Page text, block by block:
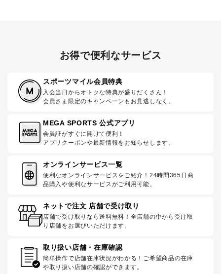
お得で便利なサービス
スポーツマイル会員特典
入会当日からオトクな特典が盛りだくさん！
会員さま限定のキャンペーンもお見逃しなく。
MEGA SPORTS 公式アプリ
会員証がすぐに開けて便利！
アプリクーポンや最新情報をお知らせします。
オンラインサービス一覧
便利なオンラインサービスをご紹介！24時間365日商
品購入や便利なサービスがご利用可能。
ネットで注文 店舗で受け取り
店舗で受け取りなら送料無料！全店舗の中から受け取
り店舗をお選びいただけます。
取り扱い店舗・在庫確認
簡単操作で店舗在庫状況がわかる！ご希望商品の在庫
や取り扱い店舗の確認ができます。